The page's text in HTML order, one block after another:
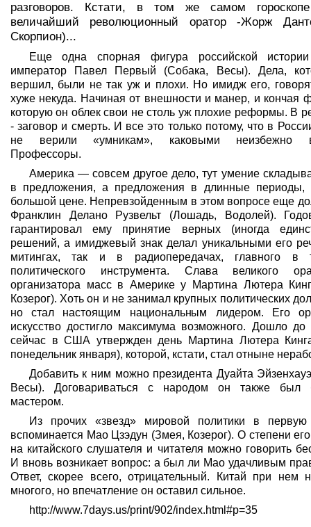
разговоров. Кстати, в том же самом
величайший революционный оратор -Жорж
Скорпион)...
Еще одна спорная фигура российской
император Павел Первый (Собака, Весы). Дела,
вершил, были не так уж и плохи. Но имидж его,
хуже некуда. Начиная от внешности и манер, и кончая
которую он облек свои не столь уж плохие реформы. В
- заговор и смерть. И все это только потому, что в
не верили «умникам», каковыми неизбежно
Профессоры.
Америка — совсем другое дело, тут умение
в предложения, а предложения в длинные периоды,
большой цене. Непревзойденным в этом вопросе еще
Франклин Делано Рузвельт (Лошадь, Водолей).
гарантировал ему принятие верных (иногда
решений, а имиджевый знак делал уникальными его
митингах, так и в радиопередачах, главного в
политического инструмента. Слава великого
организатора масс в Америке у Мартина Лютера
Козерог). Хоть он и не занимал крупных политических
но стал настоящим национальным лидером. Его
искусство достигло максимума возможного. Дошло до
сейчас в США утвержден день Мартина Лютера
понедельник января), которой, кстати, стал отныне
Добавить к ним можно президента Дуайта
Весы). Договариваться с народом он также был
мастером.
Из прочих «звезд» мировой политики в первую
вспоминается Мао Цзэдун (Змея, Козерог). О степени
на китайского слушателя и читателя можно говорить
И вновь возникает вопрос: а был ли Мао удачливым
Ответ, скорее всего, отрицательный. Китай при нем
многого, но впечатление он оставил сильное.
http://www.7days.us/print/902/index.html#p=35